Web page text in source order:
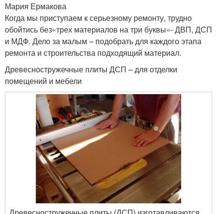
Мария Ермакова
Когда мы приступаем к серьезному ремонту, трудно
обойтись без«трех материалов на три буквы»- ДВП, ДСП
и МДФ. Дело за малым – подобрать для каждого этапа
ремонта и строительства подходящий материал.
Древесностружечные плиты ДСП – для отделки
помещений и мебели